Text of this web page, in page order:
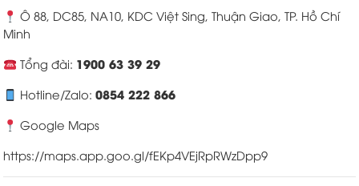
Ô 88, DC85, NA10, KDC Việt Sing, Thuận Giao, TP. Hồ Chí
Minh
Tổng đài: 1900 63 39 29
Hotline/Zalo:0854 222 866
Google Maps
https://maps.app.goo.gl/fEKp4VEjRpRWzDpp9